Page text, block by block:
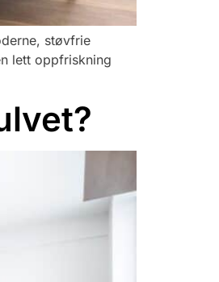
støvfrie
lett oppfriskning